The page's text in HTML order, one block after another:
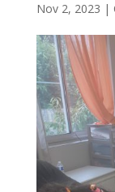
Nov 2, 2023 |